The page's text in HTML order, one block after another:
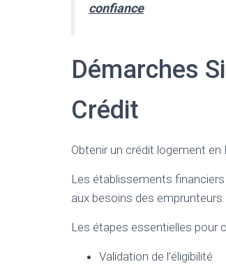
confiance
Démarches
Crédit
Obtenir un crédit logement
Les établissements
aux besoins des emprunteurs.
Les étapes essentielles pour
Validation de l’éligibilité